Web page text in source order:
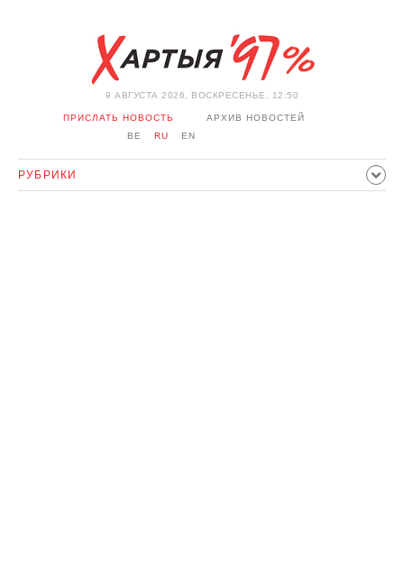
9 АВГУСТА 2026, ВОСКРЕСЕНЬЕ, 12:50
ПРИСЛАТЬ НОВОСТЬ
АРХИВ НОВОСТЕЙ
BE
RU EN
РУБРИКИ